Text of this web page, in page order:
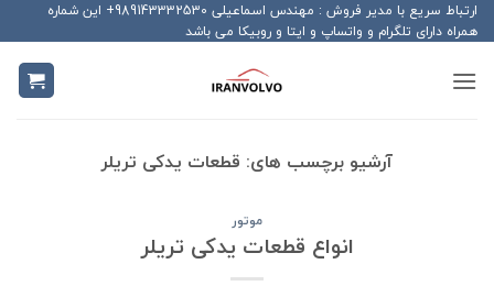
Skip
to
content
ارتباط سریع با مدیر فروش : مهندس اسماعیلی 989143332530+ این شماره
همراه دارای تلگرام و واتساپ و ایتا و روبیکا می باشد
آرشیو برچسب های: قطعات یدکی تریلر
موتور
انواع قطعات یدکی تریلر